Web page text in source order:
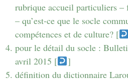
rubrique accueil particuliers
– qu’est-ce que le socle
compétences et de culture? [
pour le détail du socle :
avril 2015 [
]
définition du dictionnaire